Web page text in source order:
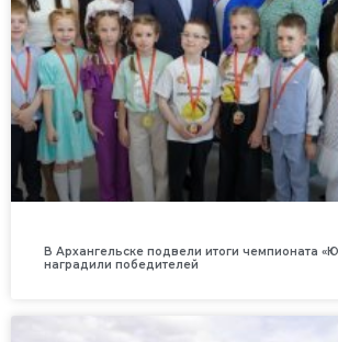
В Архангельске подвели итоги чемпионата
наградили победителей